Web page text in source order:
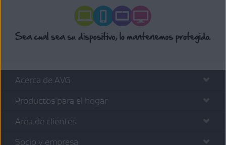
Acerca de AVG
Productos para el hogar
Área de clientes
Socio y empresa